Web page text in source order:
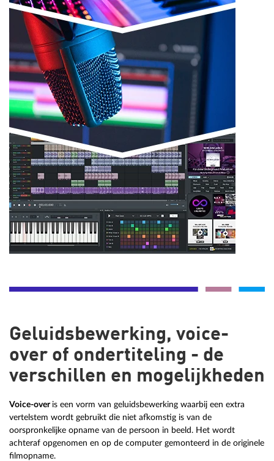
Geluidsbewerking, voice-
over of ondertiteling - de
verschillen en mogelijkheden
Voice-overis een vorm van geluidsbewerking waarbij een extra
vertelstem wordt gebruikt die niet afkomstig is van de
oorspronkelijke opname van de persoon in beeld. Het wordt
achteraf opgenomen en op de computer gemonteerd in de originele
filmopname.